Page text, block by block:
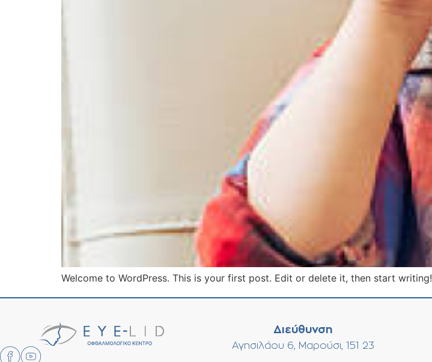
Welcome to WordPress. This is your first post. Edit or delete it, then start writing!
Διεύθυνση
Αγησιλάου 6, Μαρούσι, 151 23